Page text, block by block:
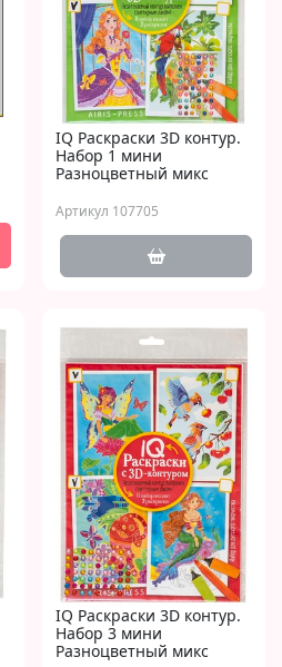
IQ Раскраски 3D контур.
Набор 1 мини
Разноцветный микс
Артикул 107705
IQ Раскраски 3D контур.
Набор 3 мини
Разноцветный микс